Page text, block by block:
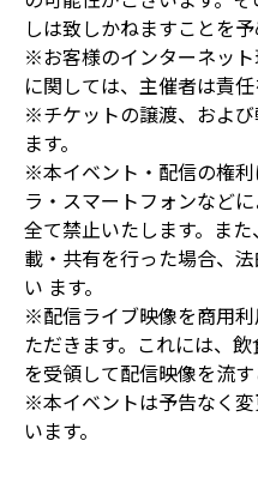
しは致しかねますことを予
※お客様のインターネッ
に関しては、主催者は責任
※チケットの譲渡、およ
ます。
※本イベント・配信の権
ラ・スマートフォンなど
全て禁止いたします。ま
載・共有を行った場合、
い ます。
※配信ライブ映像を商用
ただきます。これには、
を受領して配信映像を流す
※本イベントは予告なく
います。